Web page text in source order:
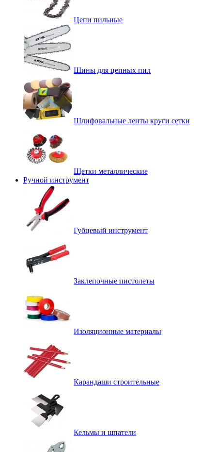
Цепи пильные
Шины для цепных пил
Шлифовальные ленты круги сетки
Щетки металлические
Ручной инструмент
Губцевый инструмент
Заклепочные пистолеты
Изоляционные материалы
Карандаши строительные
Кельмы и шпатели